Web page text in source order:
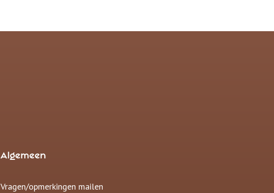
Algemeen
Vragen/opmerkingen mailen